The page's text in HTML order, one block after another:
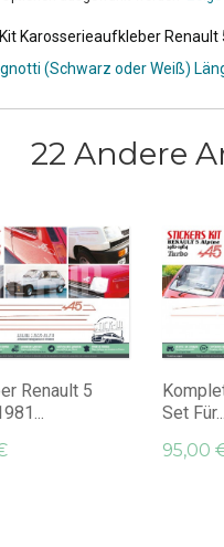
Karosserieaufkleber
(Schwarz oder Weiß)
22 Andere
Renault 5
Set Für...
95,00